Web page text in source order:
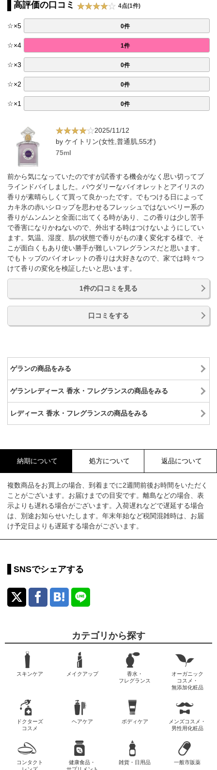
高評価の口コミ 4点(1件)
☆×5 0件
☆×4 1件
☆×3 0件
☆×2 0件
☆×1 0件
2025/11/12
by ケイトリン(女性,普通肌,55才)
75ml
前から気になっていたのですが試香する機会がなく思い切ってブ
ラインドバイしました。パウダリーなバイオレットとアイリスの
香りが素晴らしくて買って良かったです。でもつける日によって
カキ氷の赤いシロップを思わせるフレッシュではないベリー系の
香りがムンムンと全面に出てくる時があり、この香りは少し苦手
で香害になりかねないので、外出する時はつけないようにしてい
ます。気温、湿度、肌の状態で香りがもの凄く変化する様で、そ
こが面白くもあり使い勝手が難しいフレグランスだと思います。
でもトップのバイオレットの香りは大好きなので、家では時々つ
けて香りの変化を検証したいと思います。
1件の口コミを見る
口コミをする
ゲランの商品をみる
ゲランレディース 香水・フレグランスの商品をみる
レディース 香水・フレグランスの商品をみる
納期について 処方について 返品について
複数商品をお買上の場合、到着までに2週間前後お時間をいただく
ことがございます。お届けまでの目安です。離島などの場合、表
示よりも遅れる場合がございます。入荷遅れなどで遅延する場合
は、別途お知らせいたします。年末年始など税関混雑時は、お届
け予定日よりも遅延する場合がございます。
SNSでシェアする
カテゴリから探す
スキンケア メイクアップ
香水・
フレグランス
オーガニック
コスメ・
無添加化粧品
ドクターズ
コスメ
ヘアケア ボディケア
メンズコスメ・
男性用化粧品
コンタクト
健康食品・
雑貨・日用品 一般市販薬